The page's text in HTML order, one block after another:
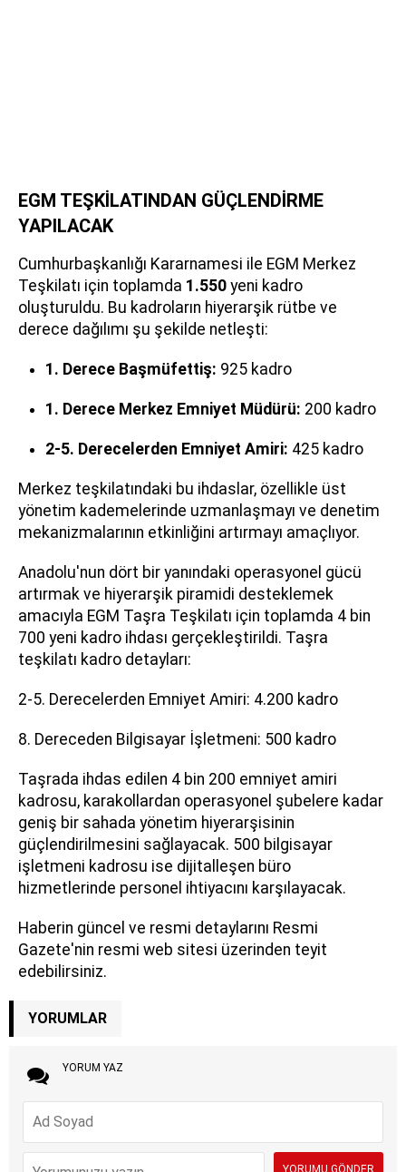
EGM TEŞKİLATINDAN GÜÇLENDİRME
YAPILACAK
Cumhurbaşkanlığı Kararnamesi ile EGM Merkez
Teşkilatı için toplamda 1.550 yeni kadro
oluşturuldu. Bu kadroların hiyerarşik rütbe ve
derece dağılımı şu şekilde netleşti:
1. Derece Başmüfettiş: 925 kadro
1. Derece Merkez Emniyet Müdürü: 200 kadro
2-5. Derecelerden Emniyet Amiri: 425 kadro
Merkez teşkilatındaki bu ihdaslar, özellikle üst
yönetim kademelerinde uzmanlaşmayı ve denetim
mekanizmalarının etkinliğini artırmayı amaçlıyor.
Anadolu'nun dört bir yanındaki operasyonel gücü
artırmak ve hiyerarşik piramidi desteklemek
amacıyla EGM Taşra Teşkilatı için toplamda 4 bin
700 yeni kadro ihdası gerçekleştirildi. Taşra
teşkilatı kadro detayları:
2-5. Derecelerden Emniyet Amiri: 4.200 kadro
8. Dereceden Bilgisayar İşletmeni: 500 kadro
Taşrada ihdas edilen 4 bin 200 emniyet amiri
kadrosu, karakollardan operasyonel şubelere kadar
geniş bir sahada yönetim hiyerarşisinin
güçlendirilmesini sağlayacak. 500 bilgisayar
işletmeni kadrosu ise dijitalleşen büro
hizmetlerinde personel ihtiyacını karşılayacak.
Haberin güncel ve resmi detaylarını Resmi
Gazete'nin resmi web sitesi üzerinden teyit
edebilirsiniz.
YORUMLAR
YORUM YAZ